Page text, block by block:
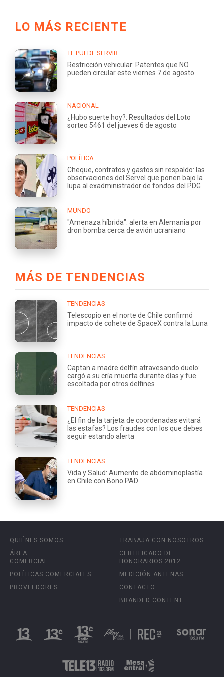
LO MÁS RECIENTE
TE PUEDE SERVIR
Restricción vehicular: Patentes que NO
pueden circular este viernes 7 de agosto
NACIONAL
¿Hubo suerte hoy?: Resultados del Loto
sorteo 5461 del jueves 6 de agosto
POLÍTICA
Cheque, contratos y gastos sin respaldo: las
observaciones del Servel que ponen bajo la
lupa al exadministrador de fondos del PDG
MUNDO
"Amenaza híbrida": alerta en Alemania por
dron bomba cerca de avión ucraniano
MÁS DE TENDENCIAS
TENDENCIAS
Telescopio en el norte de Chile confirmó
impacto de cohete de SpaceX contra la Luna
TENDENCIAS
Captan a madre delfín atravesando duelo:
cargó a su cría muerta durante días y fue
escoltada por otros delfines
TENDENCIAS
¿El fin de la tarjeta de coordenadas evitará
las estafas? Los fraudes con los que debes
seguir estando alerta
TENDENCIAS
Vida y Salud: Aumento de abdominoplastía
en Chile con Bono PAD
QUIÉNES SOMOS
ÁREA
COMERCIAL
POLÍTICAS COMERCIALES
PROVEEDORES
TRABAJA CON NOSOTROS
CERTIFICADO DE
HONORARIOS 2012
MEDICIÓN ANTENAS
CONTACTO
BRANDED CONTENT